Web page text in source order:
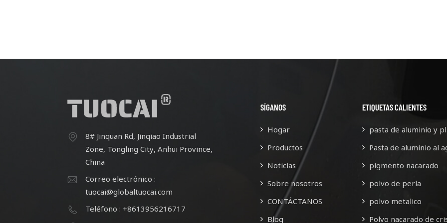
8# Jinquan Rd, Jinqiao Industrial
Zone, Tongling City, Anhui Province,
China
Correo electrónico :
tuocai@globaltuocai.com
Teléfono : +8613956216717
SÍGANOS
Hogar
Productos
Noticias
Sobre nosotros
CONTÁCTANOS
Blog
ETIQUETAS CALIENTES
pasta de aluminio y
Pasta de aluminio al
pigmento nacarado
polvo de perla
polvo metalico
Polvo nacarado de